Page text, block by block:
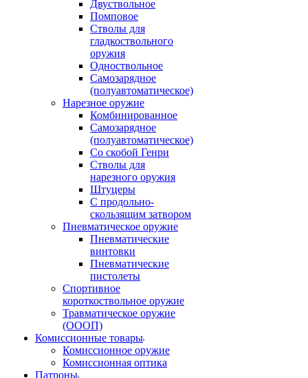
Двуствольное
Помповое
Стволы для
гладкоствольного
оружия
Одноствольное
Самозарядное
(полуавтоматическое)
Нарезное оружие
Комбинированное
Самозарядное
(полуавтоматическое)
Со скобой Генри
Стволы для
нарезного оружия
Штуцеры
С продольно-
скользящим затвором
Пневматическое оружие
Пневматические
винтовки
Пневматические
пистолеты
Спортивное
короткоствольное оружие
Травматическое оружие
(ОООП)
Комиссионные товары
Комиссионное оружие
Комиссионная оптика
Патроны